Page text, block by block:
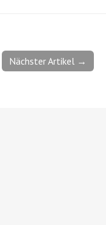
Nächster Artikel →